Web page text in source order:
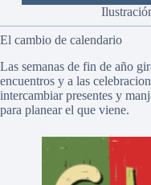
El cambio de calendario
Las semanas de fin de año
encuentros y a las
intercambiar presentes y
para planear el que viene.